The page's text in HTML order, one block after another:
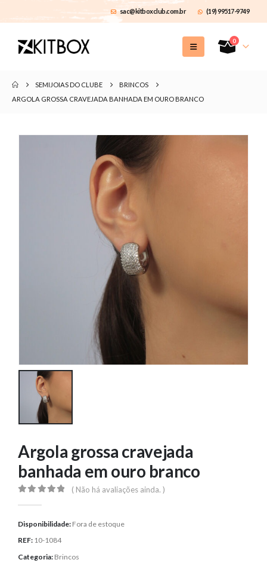
sac@kitboxclub.com.br (19) 99517-9749
0
SEMIJOIAS DO CLUBE
BRINCOS
ARGOLA GROSSA CRAVEJADA BANHADA EM OURO BRANCO
Argola grossa cravejada
banhada em ouro branco
( Não há avaliações ainda. )
Disponibilidade: Fora de estoque
REF: 10-1084
Categoria: Brincos